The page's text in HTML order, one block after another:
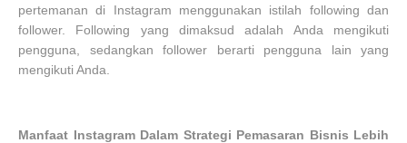
pertemanan di Instagram menggunakan istilah following dan
follower. Following yang dimaksud adalah Anda mengikuti
pengguna, sedangkan follower berarti pengguna lain yang
mengikuti Anda.
Manfaat Instagram Dalam Strategi Pemasaran Bisnis Lebih